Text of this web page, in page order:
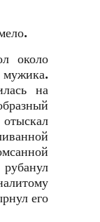
около
на
его